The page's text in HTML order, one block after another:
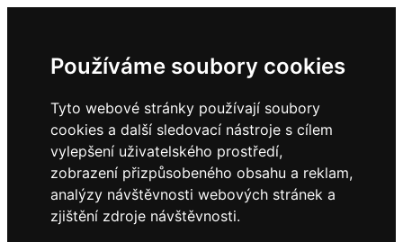
Používáme soubory cookies
Tyto webové stránky používají soubory
cookies a další sledovací nástroje s cílem
vylepšení uživatelského prostředí,
zobrazení přizpůsobeného obsahu a reklam,
analýzy návštěvnosti webových stránek a
zjištění zdroje návštěvnosti.